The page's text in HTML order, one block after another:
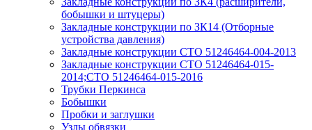
бобышки и штуцеры)
Закладные конструкции по ЗК14 (Отборные
устройства давления)
Закладные конструкции СТО 51246464-004-2013
Закладные конструкции СТО 51246464-015-
2014;СТО 51246464-015-2016
Трубки Перкинса
Бобышки
Пробки и заглушки
Узлы обвязки